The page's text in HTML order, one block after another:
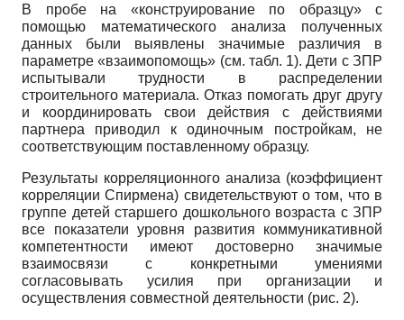
В пробе на «конструирование по образцу» с
помощью математического анализа полученных
данных были выявлены значимые различия в
параметре «взаимопомощь» (см. табл. 1). Дети с ЗПР
испытывали трудности в распределении
строительного материала. Отказ помогать друг другу
и координировать свои действия с действиями
партнера приводил к одиночным постройкам, не
соответствующим поставленному образцу.
Результаты корреляционного анализа (коэффициент
корреляции Спирмена) свидетельствуют о том, что в
группе детей старшего дошкольного возраста с ЗПР
все показатели уровня развития коммуникативной
компетентности имеют достоверно значимые
взаимосвязи с конкретными умениями
согласовывать усилия при организации и
осуществления совместной деятельности (рис. 2).